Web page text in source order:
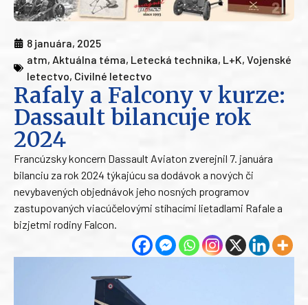
8 januára, 2025
atm, Aktuálna téma, Letecká technika, L+K, Vojenské
letectvo, Civilné letectvo
Rafaly a Falcony v kurze:
Dassault bilancuje rok
2024
Francúzsky koncern Dassault Aviaton zverejnil 7. januára
bilanciu za rok 2024 týkajúcu sa dodávok a nových či
nevybavených objednávok jeho nosných programov
zastupovaných viacúčelovými stíhacími lietadlami Rafale a
bizjetmi rodiny Falcon.